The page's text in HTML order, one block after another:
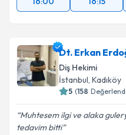
Dt. Erkan
Diş Hekimi
İstanbul, Kadıköy
5 (158
Muhtesem ilgi ve alaka
tedavim bitti